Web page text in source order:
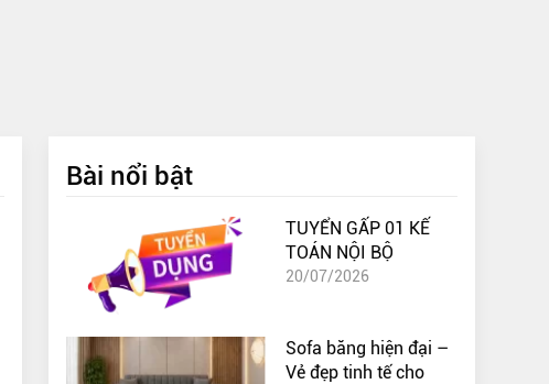
Bài nổi bật
TUYỂN GẤP 01 KẾ
TOÁN NỘI BỘ
20/07/2026
Sofa băng hiện đại –
Vẻ đẹp tinh tế cho